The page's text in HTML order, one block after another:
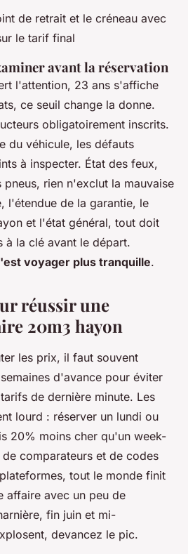
de retrait et le créneau avec
le tarif final
avant la réservation
l'attention, 23 ans s'affiche
ce seuil change la donne.
obligatoirement inscrits.
du véhicule, les défauts
à inspecter. État des feux,
pneus, rien n'exclut la mauvaise
l'étendue de la garantie, le
et l'état général, tout doit
à la clé avant le départ.
voyager plus tranquille.
réussir une
20m3 hayon
les prix, il faut souvent
d'avance pour éviter
de dernière minute. Les
lourd : réserver un lundi ou
20% moins cher qu'un week-
comparateurs et de codes
tout le monde finit
affaire avec un peu de
fin juin et mi-
devancez le pic.